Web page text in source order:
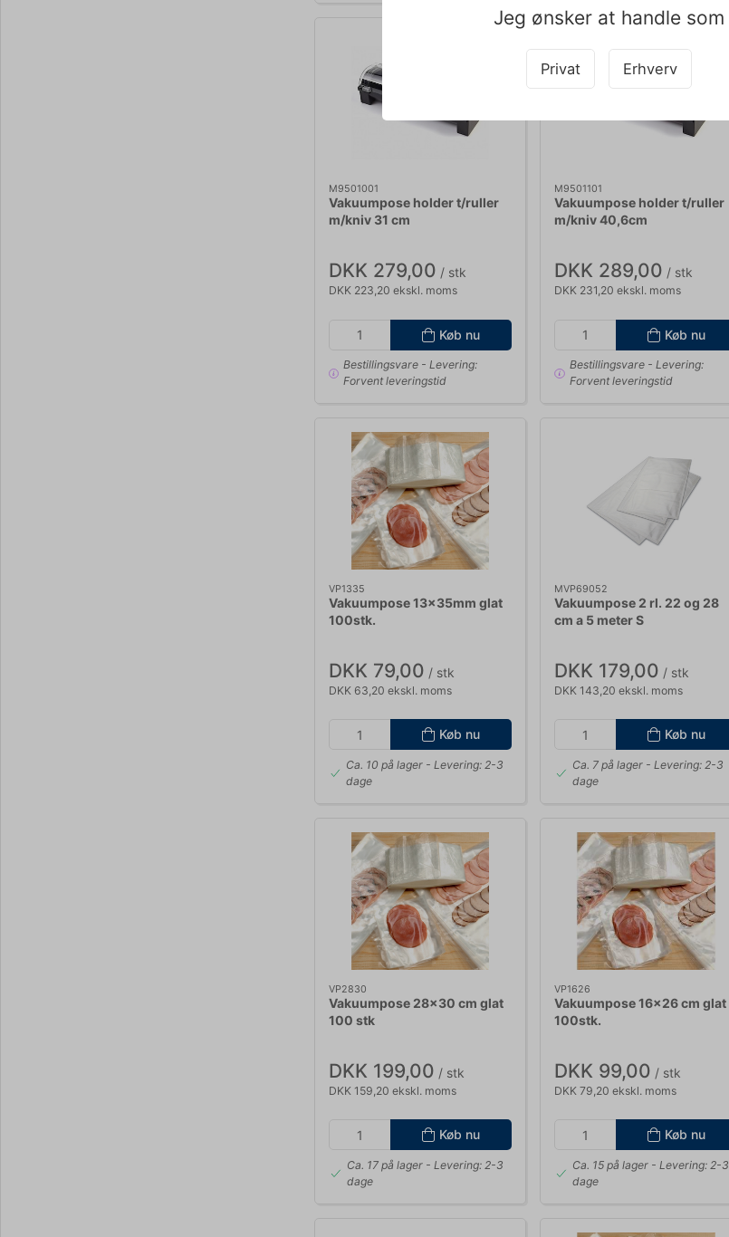
Jeg ønsker at handle som
Privat Erhverv
M9501001
Vakuumpose holder t/ruller
m/kniv 31 cm
DKK 279,00 / stk
DKK 223,20 ekskl. moms
Køb nu
Bestillingsvare - Levering:
Forvent leveringstid
M9501101
Vakuumpose holder t/ruller
m/kniv 40,6cm
DKK 289,00 / stk
DKK 231,20 ekskl. moms
Køb nu
Bestillingsvare- Levering:
Forvent leveringstid
VP1335
Vakuumpose 13x35mm glat
100stk.
DKK 79,00 / stk
DKK 63,20 ekskl. moms
Køb nu
Ca. 10 på lager - Levering: 2-3
dage
MVP69052
Vakuumpose 2 rl. 22 og 28
cm a 5 meter S
DKK 179,00 / stk
DKK 143,20 ekskl. moms
Køb nu
Ca. 7 på lager - Levering: 2-3
dage
VP2830
Vakuumpose 28x30 cm glat
100 stk
DKK 199,00 / stk
DKK 159,20 ekskl. moms
Køb nu
Ca. 17 på lager- Levering: 2-3
dage
VP1626
Vakuumpose 16x26 cm glat
100stk.
DKK 99,00 / stk
DKK 79,20 ekskl. moms
Køb nu
Ca. 15 på lager- Levering: 2-3
dage